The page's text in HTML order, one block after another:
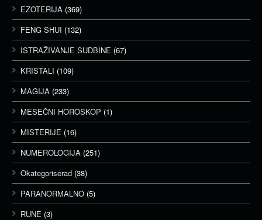
EZOTERIJA (369)
FENG SHUI (132)
ISTRAŽIVANJE SUDBINE (67)
KRISTALI (109)
MAGIJA (233)
MESEČNI HOROSKOP (1)
MISTERIJE (16)
NUMEROLOGIJA (251)
Okategoriserad (38)
PARANORMALNO (5)
RUNE (3)